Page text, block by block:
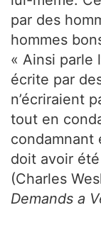
par des
hommes
« Ainsi parle
écrite par
n’écriraient
tout en
condamnant
doit avoir
(Charles
Demands a